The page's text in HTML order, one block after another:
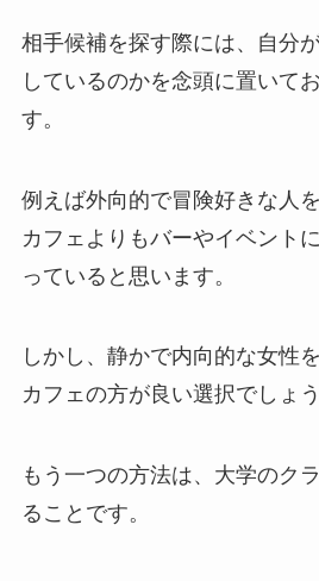
相手候補を探す際には、自分
しているのかを念頭に置いて
す。
例えば外向的で冒険好きな人
カフェよりもバーやイベント
っていると思います。
しかし、静かで内向的な女性
カフェの方が良い選択でしょう
もう一つの方法は、大学のク
ることです。